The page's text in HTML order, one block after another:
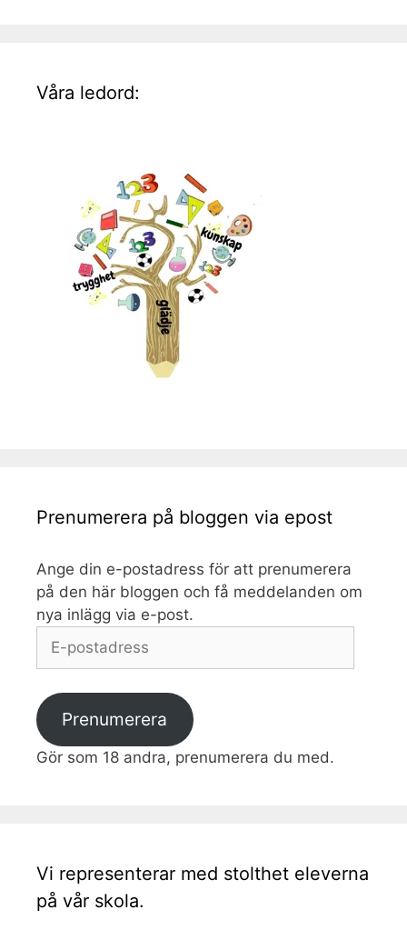
Våra ledord:
Prenumerera på bloggen via epost
Ange din e-postadress för att prenumerera
på den här bloggen och få meddelanden om
nya inlägg via e-post.
postadress
Prenumerera
Gör som 18 andra, prenumerera du med.
Vi representerar med stolthet eleverna
på vår skola.